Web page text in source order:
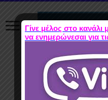
Γίνε μέλος στο κανάλι
να ενημερώνεσαι για